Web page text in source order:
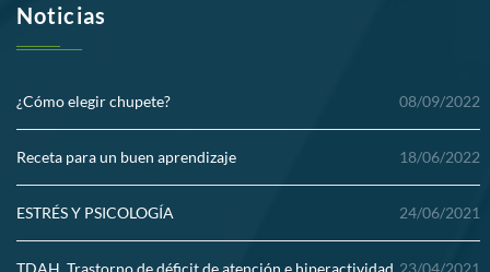
Noticias
¿Cómo elegir chupete? 08/09/2022
Receta para un buen aprendizaje 18/06/2022
ESTRÉS Y PSICOLOGÍA 24/06/2021
TDAH. Trastorno de déficit de atención e hiperactividad 23/04/2021